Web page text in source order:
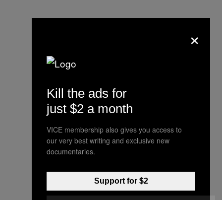
×
Kill the ads for
just $2 a month
VICE membership also gives you access to
our very best writing and exclusive new
documentaries.
Support for $2